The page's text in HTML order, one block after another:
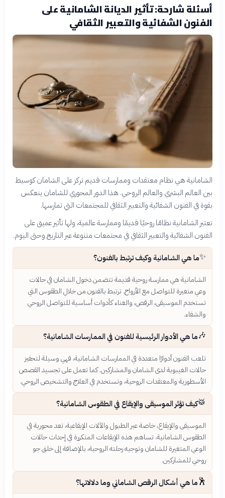
أسئلة شارحة: تأثير الديانة الشامانية على
الفنون الشفائية والتعبير الثقافي
الشامانية هي نظام معتقدات وممارسات قديم تركز على الشامان كوسيط
بين العالم البشري والعالم الروحي. هذا الدور المحوري للشامان ينعكس
بقوة في الفنون الشفائية والتعبير الثقافي للمجتمعات التي تمارسها.
تعتبر الشامانية نظامًا روحيًا قديمًا وممارسة عالمية، ولها تأثير عميق على
الفنون الشفائية والتعبير الثقافي في مجتمعات متنوعة عبر التاريخ وحتى اليوم.
✨ما هي الشامانية وكيف ترتبط بالفنون؟
الشامانية هي ممارسة روحية قديمة تتضمن دخول الشامان في حالات
وعي متغيرة للتواصل مع الأرواح. ترتبط بالفنون من خلال الطقوس التي
تستخدم الموسيقى، الرقص، والغناء كأدوات أساسية للتواصل الروحي
والشفاء.
🎶ما هي الأدوار الرئيسية للفنون في الممارسات الشامانية؟
تلعب الفنون أدوارًا متعددة في الممارسات الشامانية، فهي وسيلة لتحفيز
حالات الغيبوبة لدى الشامان والمشاركين. كما تعمل على تجسيد القصص
الأسطورية والمعتقدات الروحية، وتستخدم في العلاج والتشخيص الروحي.
🥁كيف تؤثر الموسيقى والإيقاع في الطقوس الشامانية؟
الموسيقى والإيقاع، خاصة عبر الطبول والآلات الإيقاعية، تعد محورية في
الطقوس الشامانية. تساهم هذه الإيقاعات المتكررة في إحداث حالات
الوعي المتغيرة للشامان وتوجيه رحلته الروحية، بالإضافة إلى خلق جو
روحي للمشاركين.
🕺ما هي أشكال الرقص الشاماني وما دلالاتها؟